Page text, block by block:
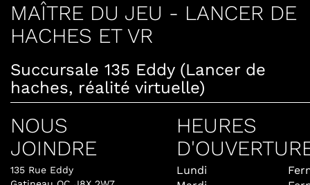
MAÎTRE DU JEU - LANCER DE
HACHES ET VR
Succursale 135 Eddy (Lancer de
haches, réalité virtuelle)
NOUS
JOINDRE
135 Rue Eddy
HEURES
Lundi